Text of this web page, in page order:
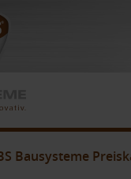
Bausysteme